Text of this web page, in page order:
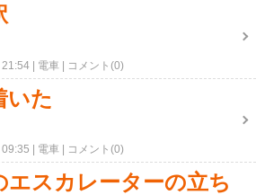
電車 コメント(0)
いた
電車 コメント(0)
エスカレーターの立ち